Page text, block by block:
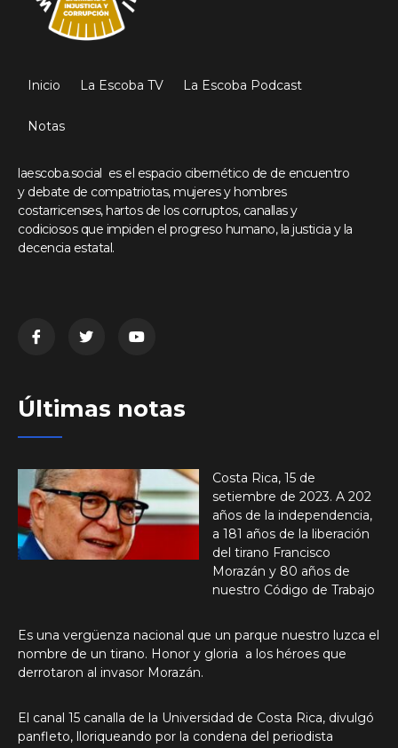
Inicio La Escoba TV La Escoba Podcast
Notas
laescoba.social es el espacio cibernético de de encuentro
y debate de compatriotas, mujeres y hombres
costarricenses, hartos de los corruptos, canallas y
codiciosos que impiden el progreso humano, la justicia y la
decencia estatal.
Últimas notas
Costa Rica, 15 de
setiembre de 2023. A 202
años de la independencia,
a 181 años de la liberación
del tirano Francisco
Morazán y 80 años de
nuestro Código de Trabajo
Es una vergüenza nacional que un parque nuestro luzca el
nombre de un tirano. Honor y gloria a los héroes que
derrotaron al invasor Morazán.
El canal 15 canalla de la Universidad de Costa Rica, divulgó
panfleto, lloriqueando por la condena del periodista